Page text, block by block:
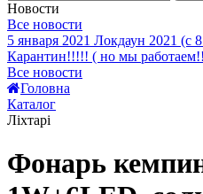
Новости
Все новости
5 января 2021 Локдаун 2021 (с
Карантин!!!!! ( но мы
Все новости
Головна
Каталог
Ліхтарі
Фонарь